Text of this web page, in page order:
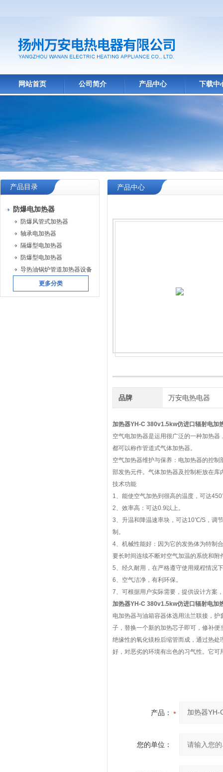
网站首页 公司简介 产品中心 下载中
产品目录
防爆电加热器
防爆风管式加热器
轴承电加热器
隔爆型电加热器
防爆型电加热器
导热油锅炉管道加热器设备
更多分类
产品中心
品牌 万安电热电器
加热器YH-C 380v1.5kw仿进口辐射电加
空气电加热器是运用很广泛的一种加热
都可以称作管道式气体加热器。
空气加热器维护与保养：电加热器的控
部发热元件。气体加热器及控制柜放在库
技术功能
1、能使空气加热到很高的温度，可达
2、效率高：可达0.9以上。
3、升温和降温速率块，可达10℃/S，
制。
4、机械性能好：因为它的发热体为特
要长时间连续不断对空气加温的系统和附
5、经久耐用，在严格遵守使用规程情况
6、空气洁净，有利环保。
7、可根据用户实际需要，提供设计方案
加热器YH-C 380v1.5kw仿进口辐射电加
电加热器与油箱容器体选用法兰联接，
子，替换一个新的加热芯子即可，修补
绝缘性的氧化镁粉后缩管而成，通过热
好，对恶劣的环境有出色的习气性。它
产品：
您的单位：